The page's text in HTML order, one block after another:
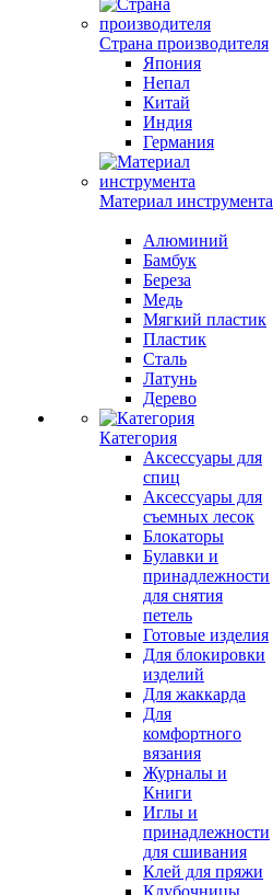
Страна производителя
Япония
Непал
Китай
Индия
Германия
Материал инструмента
Алюминий
Бамбук
Береза
Медь
Мягкий пластик
Пластик
Сталь
Латунь
Дерево
Категория
Аксессуары для
спиц
Аксессуары для
съемных лесок
Блокаторы
Булавки и
принадлежности
для снятия
петель
Готовые изделия
Для блокировки
изделий
Для жаккарда
Для
комфортного
вязания
Журналы и
Книги
Иглы и
принадлежности
для сшивания
Клей для пряжи
Клубочницы